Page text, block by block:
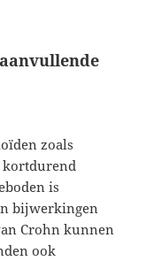
zoals
is
bijwerkingen
Crohn kunnen
ook